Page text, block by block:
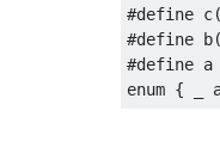
#define
#define
#define